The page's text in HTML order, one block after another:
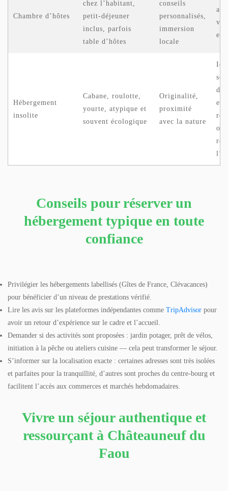
Chambre d’hôtes
chez l’habitant,
petit-déjeuner
inclus, parfois
table d’hôtes
conseils
personnalisés,
immersion
locale
en
Hébergement
insolite
Cabane, roulotte,
yourte, atypique et
souvent écologique
Originalité,
proximité
avec la nature
se
ou
Conseils pour réserver un
hébergement typique en toute
confiance
Privilégier les hébergements labellisés (Gîtes de France, Clévacances)
pour bénéficier d’un niveau de prestations vérifié.
Lire les avis sur les plateformes indépendantes comme TripAdvisor pour
avoir un retour d’expérience sur le cadre et l’accueil.
Demander si des activités sont proposées : jardin potager, prêt de vélos,
initiation à la pêche ou ateliers cuisine — cela peut transformer le séjour.
S’informer sur la localisation exacte : certaines adresses sont très isolées
et parfaites pour la tranquillité, d’autres sont proches du centre-bourg et
facilitent l’accès aux commerces et marchés hebdomadaires.
Vivre un séjour authentique et
ressourçant à Châteauneuf du
Faou